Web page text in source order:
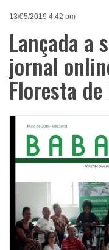
13/05/2019 4:42 pm
Lançada a
jornal
Floresta de